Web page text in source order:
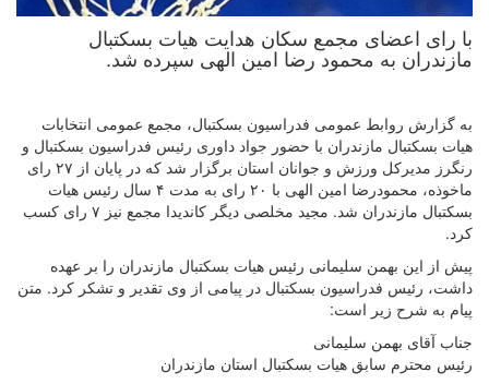
با رای اعضای مجمع سکان هدایت هیات بسکتبال
مازندران به محمود رضا امین الهی سپرده شد.
به گزارش روابط عمومی فدراسیون بسکتبال، مجمع عمومی انتخابات
هیات بسکتبال مازندران با حضور جواد داوری رئیس فدراسیون بسکتبال و
رنگرز مدیرکل ورزش و جوانان استان برگزار شد که در پایان از ۲۷ رای
ماخوذه، محمودرضا امین الهی با ۲۰ رای به مدت ۴ سال رئیس هیات
بسکتبال مازندران شد. مجید مخلصی دیگر کاندیدا مجمع نیز ۷ رای کسب
کرد.
پیش از این بهمن سلیمانی رئیس هیات بسکتبال مازندران را بر عهده
داشت، رئیس فدراسیون بسکتبال در پیامی از وی تقدیر و تشکر کرد. متن
پیام به شرح زیر است:
جناب آقای بهمن سلیمانی
رئیس محترم سابق هیات بسکتبال استان مازندران